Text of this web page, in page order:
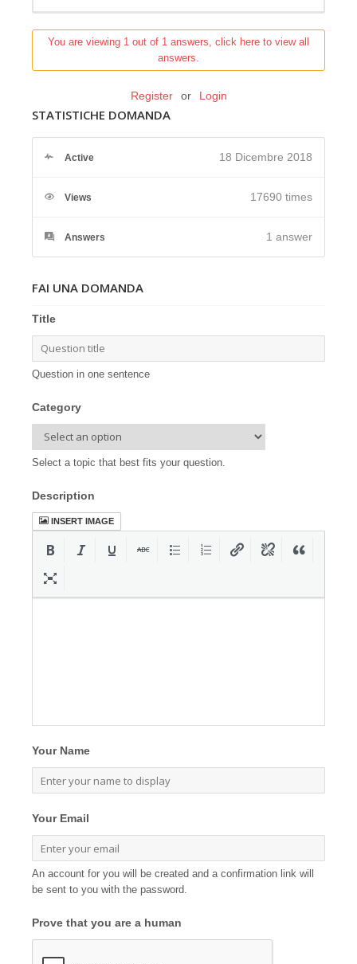
You are viewing 1 out of 1 answers, click here to view all
answers.
Register or Login
STATISTICHE DOMANDA
Active 18 Dicembre 2018
Views 17690 times
Answers 1 answer
FAI UNA DOMANDA
Title
Question in one sentence
Category
Select a topic that best fits your question.
Description
INSERT IMAGE
Your Name
Your Email
An account for you will be created and a confirmation link will
be sent to you with the password.
Prove that you are a human